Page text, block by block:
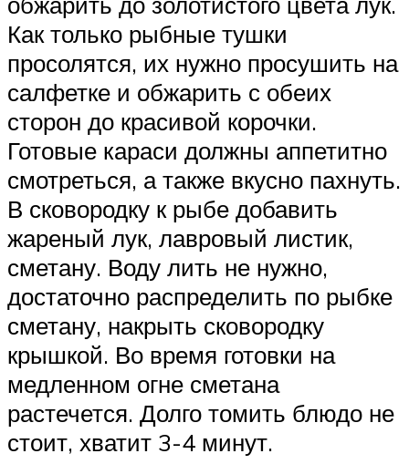
Как только рыбные тушки
просолятся, их нужно просушить на
салфетке и обжарить с обеих
сторон до красивой корочки.
Готовые караси должны аппетитно
смотреться, а также вкусно пахнуть.
В сковородку к рыбе добавить
жареный лук, лавровый листик,
сметану. Воду лить не нужно,
достаточно распределить по рыбке
сметану, накрыть сковородку
крышкой. Во время готовки на
медленном огне сметана
растечется. Долго томить блюдо не
стоит, хватит 3-4 минут.